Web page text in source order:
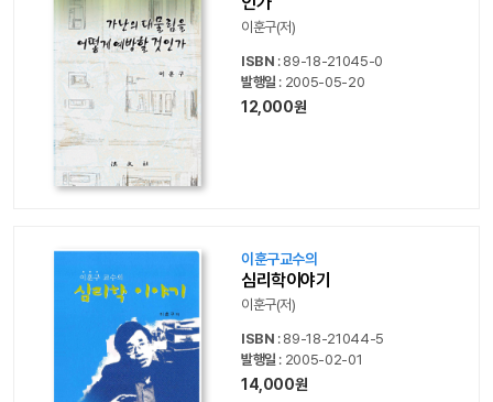
이훈구(저)
ISBN : 89-18-21045-0
발행일 : 2005-05-20
12,000원
이훈구교수의
심리학이야기
이훈구(저)
ISBN : 89-18-21044-5
발행일 : 2005-02-01
14,000원